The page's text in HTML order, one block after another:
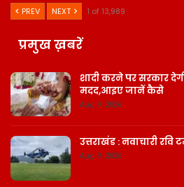
PREV NEXT 1 of 13,989
प्रमुख ख़बरें
शादी करने पर सरकार
मदद,आइए जानें कैसे
Aug 9, 2026
उत्तराखंड : नवाचारी रवि
Aug 9, 2026